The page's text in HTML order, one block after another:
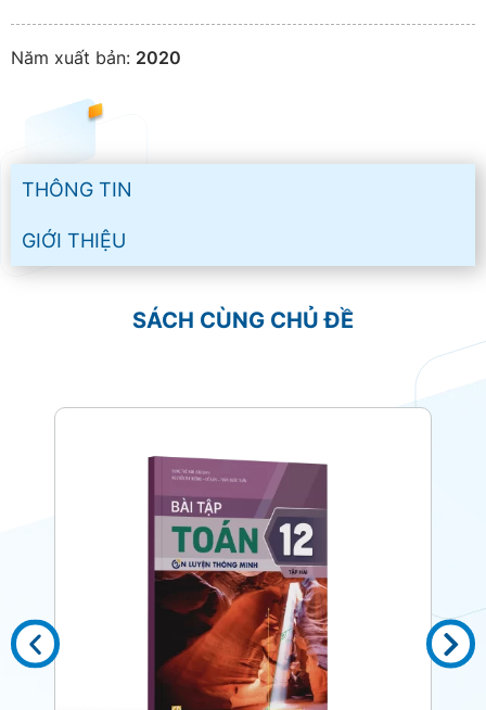
Năm xuất bản: 2020
THÔNG TIN
GIỚI THIỆU
SÁCH CÙNG CHỦ ĐỀ